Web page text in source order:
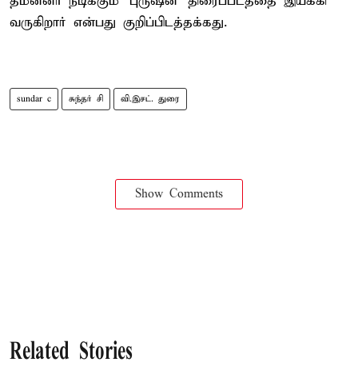
வருகிறார் என்பது குறிப்பிடத்தக்கது.
sundar c சுந்தர் சி வி.இசட். துரை
Show Comments
Related Stories